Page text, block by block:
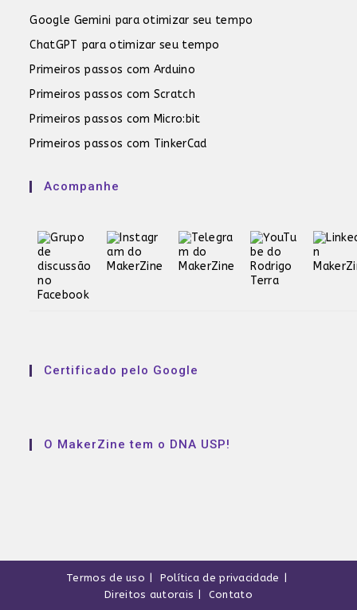
Google Gemini para otimizar seu tempo
ChatGPT para otimizar seu tempo
Primeiros passos com Arduino
Primeiros passos com Scratch
Primeiros passos com Micro:bit
Primeiros passos com TinkerCad
Acompanhe
Certificado pelo Google
O MakerZine tem o DNA USP!
Termos de uso
Política de privacidade
Direitos autorais
Contato